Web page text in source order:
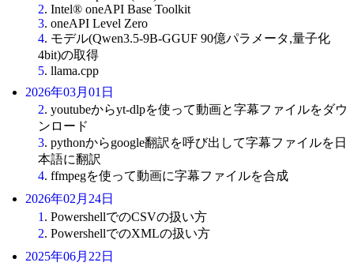
2. Intel® oneAPI Base Toolkit
3. oneAPI Level Zero
4. モデル(Qwen3.5-9B-GGUF 90億パラメータ,量子化
4bit)の取得
5. llama.cpp
2026年03月01日
2. youtubeからyt-dlpを使って動画と字幕ファイルをダウ
ンロード
3. pythonからgoogle翻訳を呼び出して字幕ファイルを日
本語に翻訳
4. ffmpegを使って動画に字幕ファイルを合成
2026年02月24日
1 . PowershellでのCSVの扱い方
2. PowershellでのXMLの扱い方
2025年06月22日